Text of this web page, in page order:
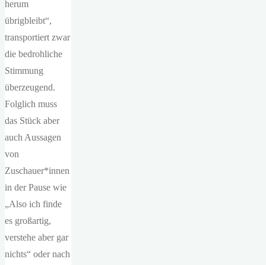
herum
übrigbleibt“,
transportiert zwar
die bedrohliche
Stimmung
überzeugend.
Folglich muss
das Stück aber
auch Aussagen
von
Zuschauer*innen
in der Pause wie
„Also ich finde
es großartig,
verstehe aber gar
nichts“ oder nach